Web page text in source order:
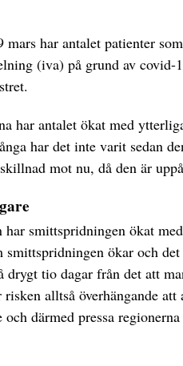
mars har antalet patienter
(iva) på grund av covid-
har antalet ökat med
har det inte varit sedan
mot nu, då den är
har smittspridningen ökat
smittspridningen ökar och
drygt tio dagar från det att
alltså överhängande
därmed pressa